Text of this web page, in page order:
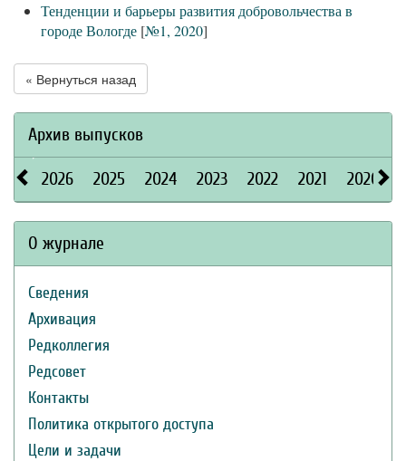
Тенденции и барьеры развития добровольчества в
городе Вологде [№1, 2020]
« Вернуться назад
Архив выпусков
2026 2025 2024 2023 2022 2021 2020
О журнале
Сведения
Архивация
Редколлегия
Редсовет
Контакты
Политика открытого доступа
Цели и задачи